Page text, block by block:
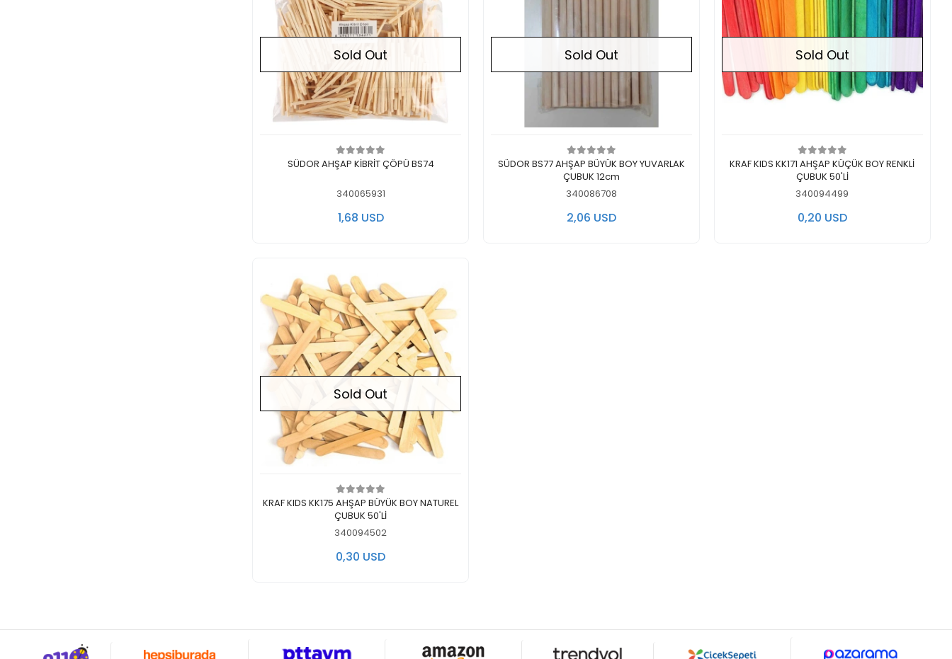
Out of stock
Sold Out
SÜDOR AHŞAP KİBRİT ÇÖPÜ BS74
340065931
1,68 USD
Out of stock
Sold Out
SÜDOR BS77 AHŞAP BÜYÜK BOY YUVARLAK
ÇUBUK 12cm
340086708
2,06 USD
Out of stock
Sold Out
KRAF KIDS KK171 AHŞAP KÜÇÜK BOY RENKLİ
ÇUBUK 50'Lİ
340094499
0,20 USD
Out of stock
Sold Out
KRAF KIDS KK175 AHŞAP BÜYÜK BOY NATUREL
ÇUBUK 50'Lİ
340094502
0,30 USD